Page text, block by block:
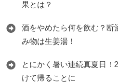
果とは？
酒をやめたら何を飲む？断
み物は生姜湯！
とにかく暑い連続真夏日！
けて帰ることに